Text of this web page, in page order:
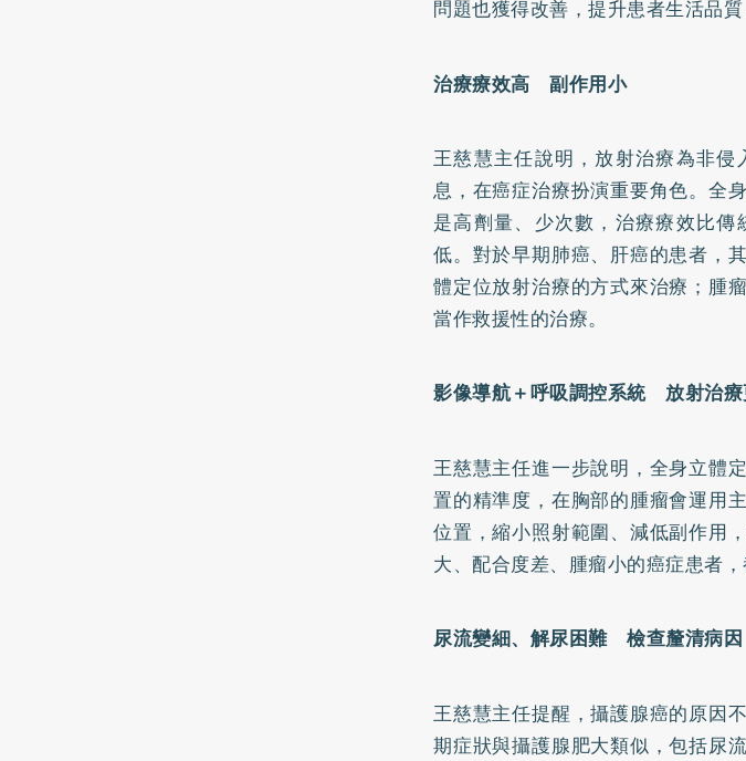
問題也獲得改善，提升患者生活品質
治療療效高 副作用小
王慈慧主任說明，放射治療為非
息，在癌症治療扮演重要角色。全
是高劑量、少次數，治療療效比
低。對於早期肺癌、肝癌的患者，
體定位放射治療的方式來治療；腫
當作救援性的治療。
影像導航＋呼吸調控系統 放射治
王慈慧主任進一步說明，全身立體
置的精準度，在胸部的腫瘤會運用
位置，縮小照射範圍、減低副作用
大、配合度差、腫瘤小的癌症患者，
尿流變細、解尿困難 檢查釐清病因
王慈慧主任提醒，攝護腺癌的原因
期症狀與攝護腺肥大類似，包括尿